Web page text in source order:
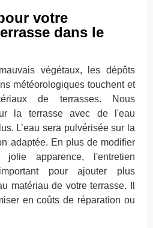
votre
dans le
végétaux, les dépôts
météorologiques touchent et
de terrasses. Nous
la terrasse avec de l'eau
L’eau sera pulvérisée sur la
adaptée. En plus de modifier
apparence, l'entretien
pour ajouter plus
matériau de votre terrasse. Il
en coûts de réparation ou